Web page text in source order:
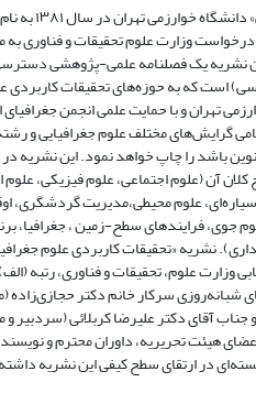
مجله «تحقیقات کاربردی
راه‌اندازی شد. در سال ۸۹ به درخواست وزارت علوم تحقیقات و
نشریه یک فصلنامه علمی‌-پژوهشی
است که به حوزه‌های تحقیقات کاربردی
تهران و با حمایت علمی انجمن جغرافیای
گرایش‌های مختلف علوم جغرافیایی و
باشد را چاپ خواهد نمود. این نشریه
آن (علوم اجتماعی، علوم فیزیکی،
علوم محیطی،مدیریت گردشگری،
فرایندهای سطح-زمین ، جغرافیا،
نشریه «تحقیقات کاربردی علوم
آخرین ارزشیابی وزارت علوم، تحقیقات و فناوری،
سرکار خانم دکتر حجازی‌زاده
جناب آقای دکتر علیرضا کربلائی (سردبیر
هیئت تحریریه، داوران محترم و
در ارتقای سطح کیفی این نشریه